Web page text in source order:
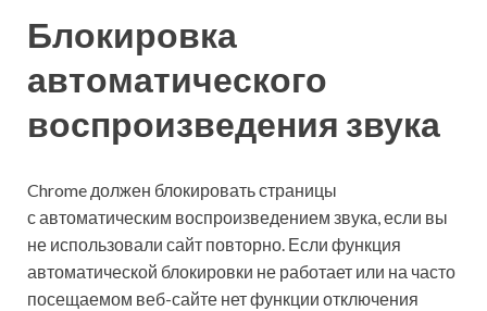
Блокировка
автоматического
воспроизведения звука
Chrome должен блокировать страницы
с автоматическим воспроизведением звука, если вы
не использовали сайт повторно. Если функция
автоматической блокировки не работает или на часто
посещаемом веб-сайте нет функции отключения